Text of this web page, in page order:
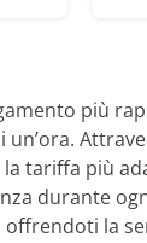
più
un’ora.
tariffa più
durante
la